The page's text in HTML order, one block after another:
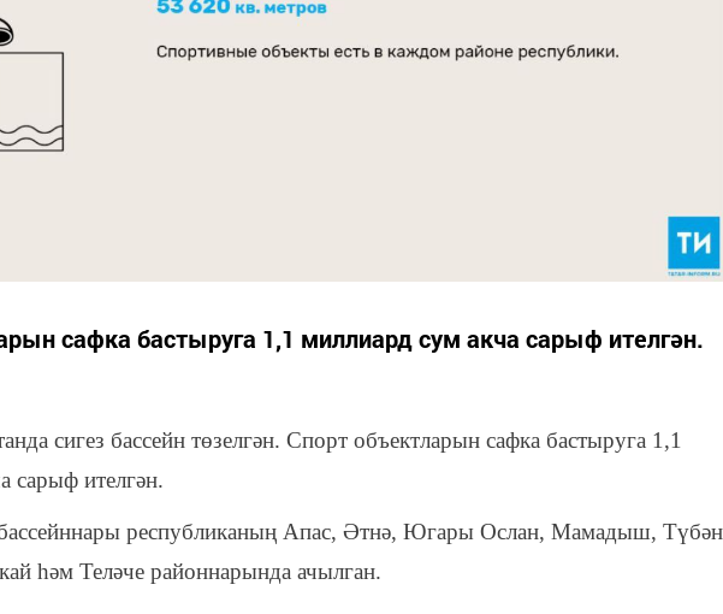
сафка бастыруга 1,1 миллиард сум акча сарыф ителгән.
сигез бассейн төзелгән. Спорт объектларын сафка бастыруга 1,1
сарыф ителгән.
республиканың Апас, Әтнә, Югары Ослан, Мамадыш, Түбән
һәм Теләче районнарында ачылган.